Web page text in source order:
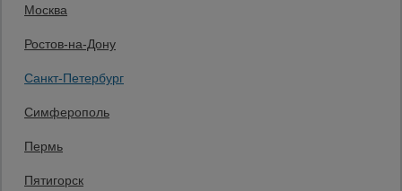
Москва
Ростов-на-Дону
Санкт-Петербург
Симферополь
Пермь
Пятигорск
Франшиза
Контакты
Защитные конструкции
Заказать звонок
бесплатно по России